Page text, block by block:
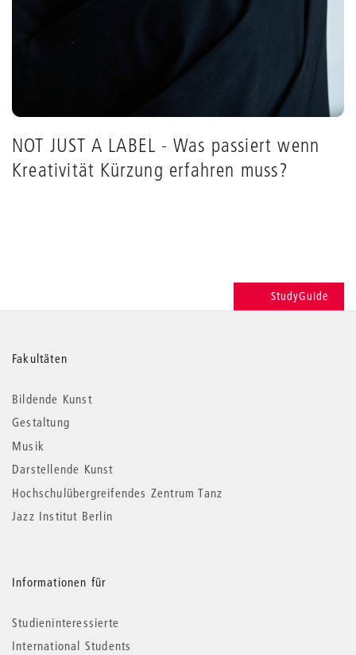
NOT JUST A LABEL - Was passiert wenn
Kreativität Kürzung erfahren muss?
StudyGuide
Weitere
Informationen
Fakultäten
Bildende Kunst
Gestaltung
Musik
Darstellende Kunst
Hochschulübergreifendes Zentrum Tanz
Jazz Institut Berlin
Informationen für
Studieninteressierte
International Students